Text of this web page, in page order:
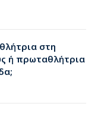
στη
ή πρωταθλήτρια